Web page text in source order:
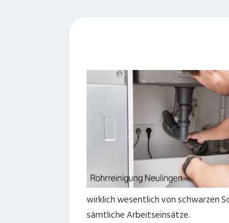
wirklich wesentlich von schwarzen
sämtliche Arbeitseinsätze.